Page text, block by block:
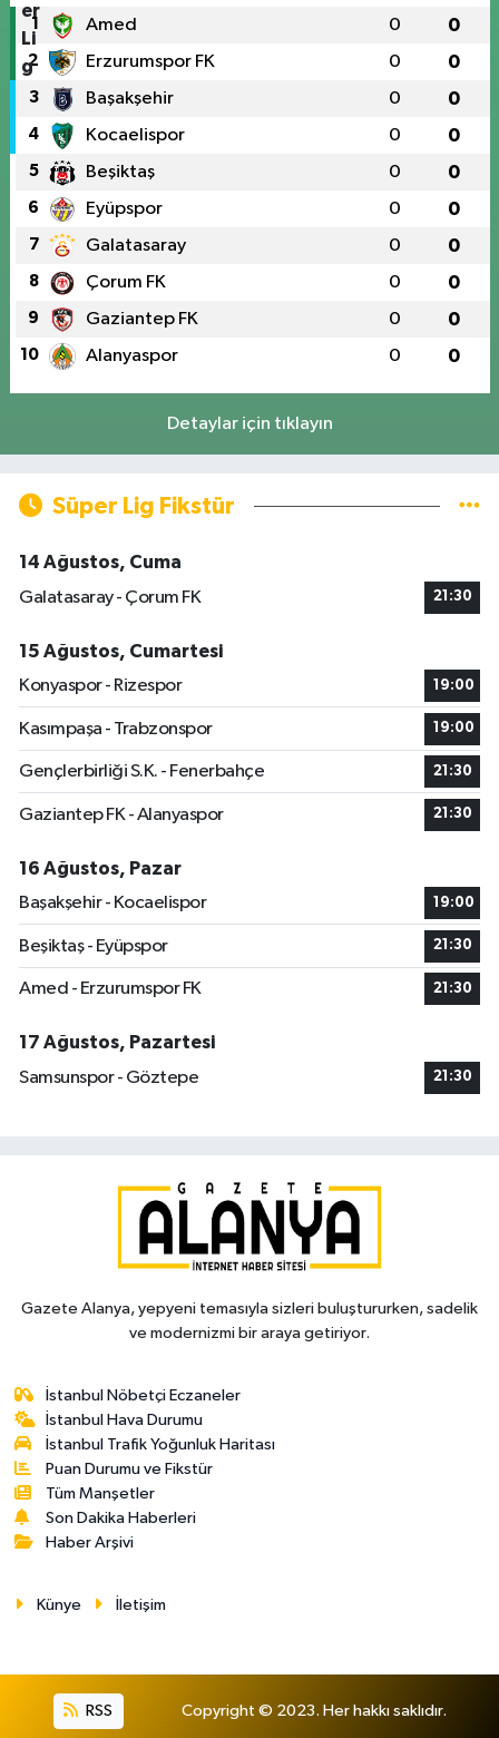
1 Amed 0 0
2 Erzurumspor FK 0 0
3 Başakşehir 0 0
4 Kocaelispor 0 0
5 Beşiktaş 0 0
6 Eyüpspor 0 0
7 Galatasaray 0 0
8 Çorum FK 0 0
9 Gaziantep FK 0 0
10 Alanyaspor 0 0
Detaylar için tıklayın
Süper Lig Fikstür
14 Ağustos, Cuma
Galatasaray - Çorum FK
21:30
15 Ağustos, Cumartesi
Konyaspor - Rizespor
19:00
Kasımpaşa - Trabzonspor 19:00
Gençlerbirliği S.K. - Fenerbahçe 21:30
Gaziantep FK - Alanyaspor 21:30
16 Ağustos, Pazar
Başakşehir - Kocaelispor
19:00
Beşiktaş - Eyüpspor 21:30
Amed - Erzurumspor FK 21:30
17 Ağustos, Pazartesi
Samsunspor - Göztepe
21:30
Gazete Alanya, yepyeni temasıyla sizleri buluştururken, sadelik
ve modernizmi bir araya getiriyor.
İstanbul Nöbetçi Eczaneler
İstanbul Hava Durumu
İstanbul Trafik Yoğunluk Haritası
Puan Durumu ve Fikstür
Tüm Manşetler
Son Dakika Haberleri
Haber Arşivi
Künye İletişim
RSS Copyright © 2023. Her hakkı saklıdır.